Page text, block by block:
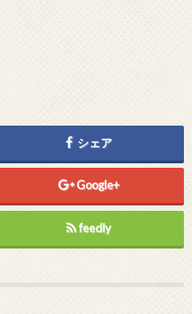
シェア
Google+
feedly